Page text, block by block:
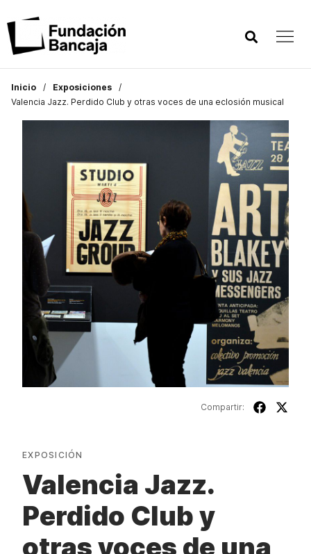
Inicio
Exposiciones
Valencia Jazz. Perdido Club y otras voces de una eclosión musical
Compartir:
EXPOSICIÓN
Valencia Jazz.
Perdido Club y
otras voces de una